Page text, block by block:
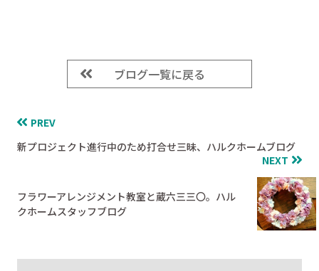
ブログ一覧に戻る
PREV
新プロジェクト進行中のため打合せ三昧、ハルクホームブログ
NEXT
フラワーアレンジメント教室と蔵六三三〇。ハル
クホームスタッフブログ